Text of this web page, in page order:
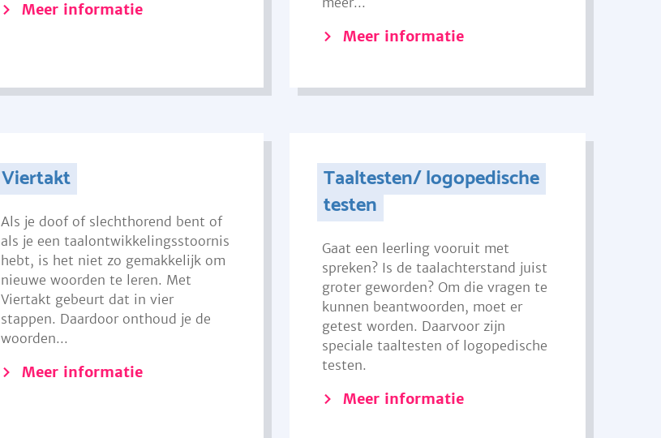
Meer informatie
Meer informatie
Viertakt
Als je doof of slechthorend bent of
als je een taalontwikkelingsstoornis
hebt, is het niet zo gemakkelijk om
nieuwe woorden te leren. Met
Viertakt gebeurt dat in vier
stappen. Daardoor onthoud je de
woorden...
Meer informatie
Taaltesten/ logopedische
testen
Gaat een leerling vooruit met
spreken? Is de taalachterstand juist
groter geworden? Om die vragen te
kunnen beantwoorden, moet er
getest worden. Daarvoor zijn
speciale taaltesten of logopedische
testen.
Meer informatie